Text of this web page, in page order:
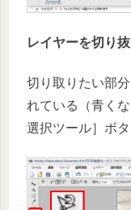
レイヤーを切り抜
切り取りたい部
れている（青く
選択ツール］ボ